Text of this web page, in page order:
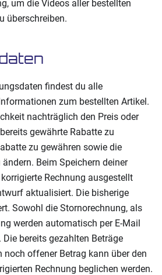
um die Videos aller bestellten
überschreiben.
findest du alle
zum bestellten Artikel.
nachträglich den Preis oder
gewährte Rabatte zu
zu gewähren sowie die
Beim Speichern deiner
Rechnung ausgestellt
aktualisiert. Die bisherige
Sowohl die Stornorechnung, als
werden automatisch per E-Mail
bereits gezahlten Beträge
noch offener Betrag kann über den
Rechnung beglichen werden.